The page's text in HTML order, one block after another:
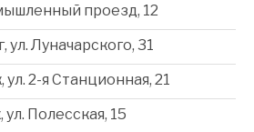
проезд, 12
ул. Луначарского, 31
2-я Станционная, 21
Полесская, 15